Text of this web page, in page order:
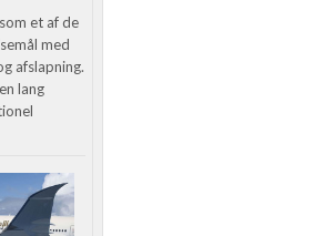
et af de
med
afslapning.
lang